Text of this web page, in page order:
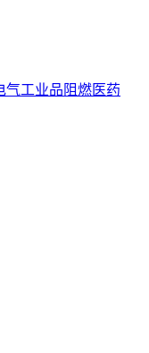
气工业品 阻燃医药